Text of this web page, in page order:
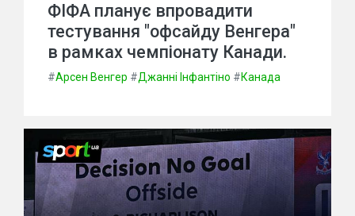
ФІФА планує впровадити
тестування "офсайду Венгера"
в рамках чемпіонату Канади.
#Арсен Венгер #Джанні Інфантіно #Канада